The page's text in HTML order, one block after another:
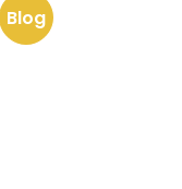
Blog